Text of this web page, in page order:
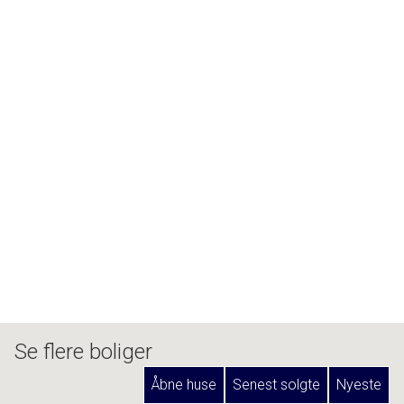
Se flere boliger
Åbne huse Senest solgte Nyeste